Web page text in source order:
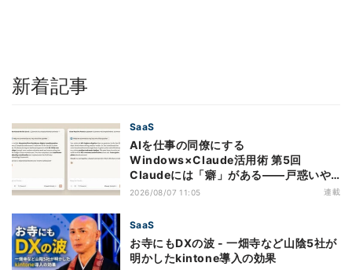
新着記事
SaaS
AIを仕事の同僚にする
Windows×Claude活用術 第5回
Claudeには「癖」がある――戸惑いや
すい7つの仕様
2026/08/07 11:05 連載
SaaS
お寺にもDXの波 - 一畑寺など山陰5社が
明かしたkintone導入の効果